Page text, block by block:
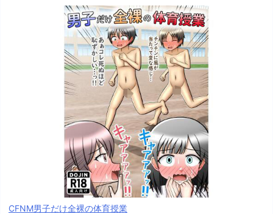
CFNM男子だけ全裸の体育授業